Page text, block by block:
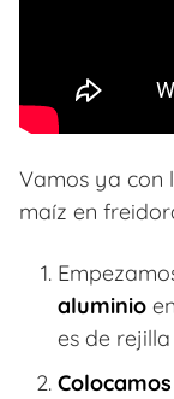
Vamos ya con
maíz en
aluminio
es de